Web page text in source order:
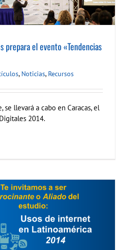
prepara el evento «Tendencias
, Noticias, Recursos
se llevará a cabo en Caracas, el
2014.